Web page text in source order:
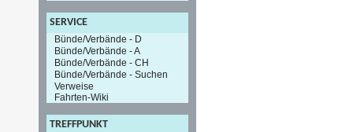
SERVICE
Bünde/Verbände - D
Bünde/Verbände - A
Bünde/Verbände - CH
Bünde/Verbände - Suchen
Verweise
Fahrten-Wiki
TREFFPUNKT